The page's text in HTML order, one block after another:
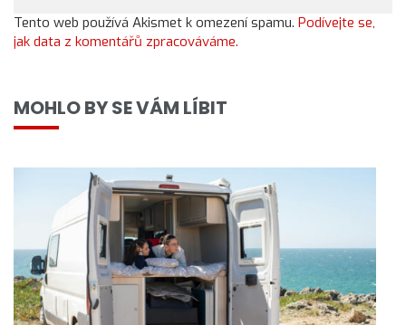
Tento web používá Akismet k omezení spamu. Podívejte se,
jak data z komentářů zpracováváme.
MOHLO BY SE VÁM LÍBIT